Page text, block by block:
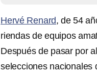
Hervé Renard, de 54
riendas de equipos
Después de pasar por
selecciones nacionales